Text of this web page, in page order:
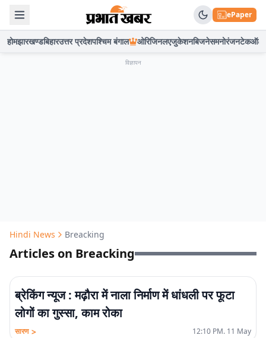
ePaper
होमझारखण्डबिहारउत्तर प्रदेशपश्चिम बंगाल ओरिजिनलएजुकेशनबिजनेसमनोरंजनटेकऑटो
विज्ञापन
Hindi News Breacking
Articles on Breacking
ब्रेकिंग न्यूज : मढ़ौरा में नाला निर्माण में धांधली पर फूटा
लोगों का गुस्सा, काम रोका
सारण > 12:10 PM. 11 May